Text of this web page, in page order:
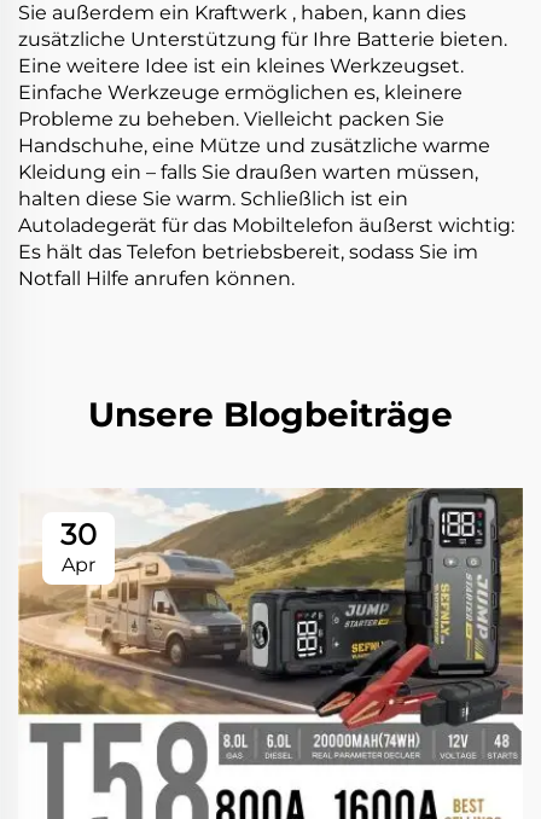
Sie außerdem ein Kraftwerk , haben, kann dies
zusätzliche Unterstützung für Ihre Batterie bieten.
Eine weitere Idee ist ein kleines Werkzeugset.
Einfache Werkzeuge ermöglichen es, kleinere
Probleme zu beheben. Vielleicht packen Sie
Handschuhe, eine Mütze und zusätzliche warme
Kleidung ein – falls Sie draußen warten müssen,
halten diese Sie warm. Schließlich ist ein
Autoladegerät für das Mobiltelefon äußerst wichtig:
Es hält das Telefon betriebsbereit, sodass Sie im
Notfall Hilfe anrufen können.
Unsere Blogbeiträge
30
Apr